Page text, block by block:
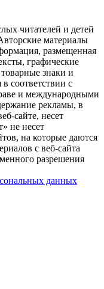
читателей и детей
материалы
размещенная
графические
знаки и
соответствии с
и международными
рекламы, в
сайте, несет
не несет
на которые даются
с веб-сайта
разрешения
данных